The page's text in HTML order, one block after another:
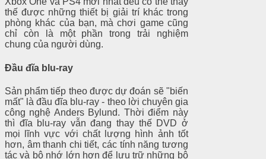
thế được những thiết bị giải trí khác trong
phòng khác của bạn, mà chơi game cũng
chỉ còn là một phần trong trải nghiệm
chung của người dùng.
Đầu đĩa blu-ray
Sản phẩm tiếp theo được dự đoán sẽ "biến
mất" là đầu đĩa blu-ray - theo lời chuyên gia
công nghệ Anders Bylund. Thời điểm này
thì đĩa blu-ray vẫn đang thay thế DVD ở
mọi lĩnh vực với chất lượng hình ảnh tốt
hơn, âm thanh chi tiết, các tính năng tương
tác và bộ nhớ lớn hơn để lưu trữ những bộ